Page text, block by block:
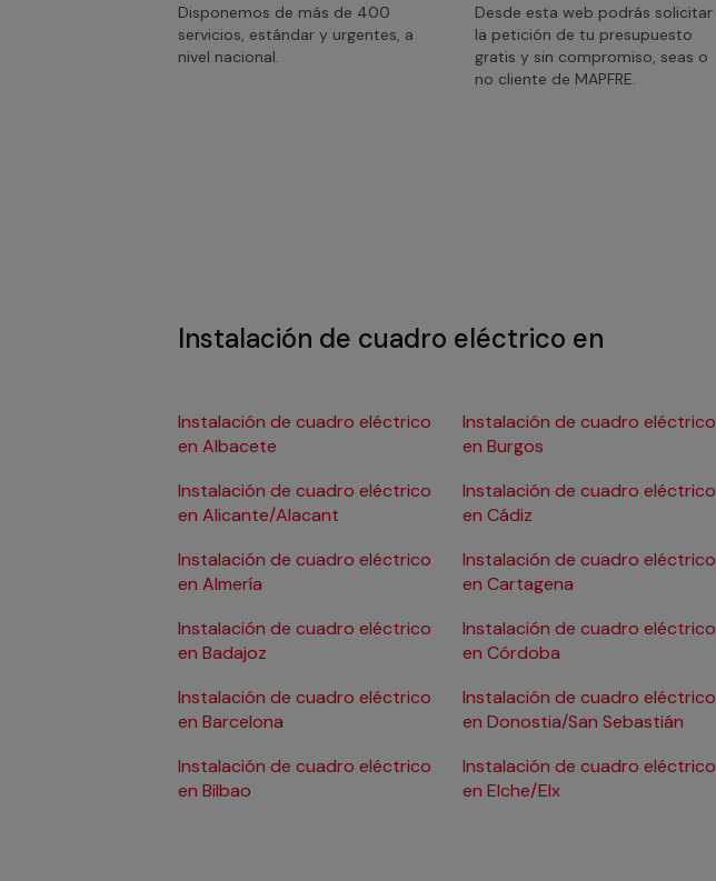
Disponemos de más de 400
servicios, estándar y urgentes, a
nivel nacional.
Desde esta web podrás solicitar
la petición de tu presupuesto
gratis y sin compromiso, seas o
no cliente de MAPFRE.
Instalación de cuadro eléctrico en
Instalación de cuadro eléctrico
en Albacete
Instalación de cuadro eléctrico
en Alicante/Alacant
Instalación de cuadro eléctrico
en Almería
Instalación de cuadro eléctrico
en Badajoz
Instalación de cuadro eléctrico
en Barcelona
Instalación de cuadro eléctrico
en Bilbao
Instalación de cuadro eléctrico
en Burgos
Instalación de cuadro eléctrico
en Cádiz
Instalación de cuadro eléctrico
en Cartagena
Instalación de cuadro eléctrico
en Córdoba
Instalación de cuadro eléctrico
en Donostia/San Sebastián
Instalación de cuadro eléctrico
en Elche/Elx